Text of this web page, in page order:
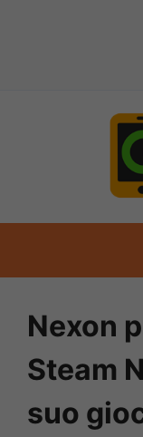
Nexon
Steam
suo